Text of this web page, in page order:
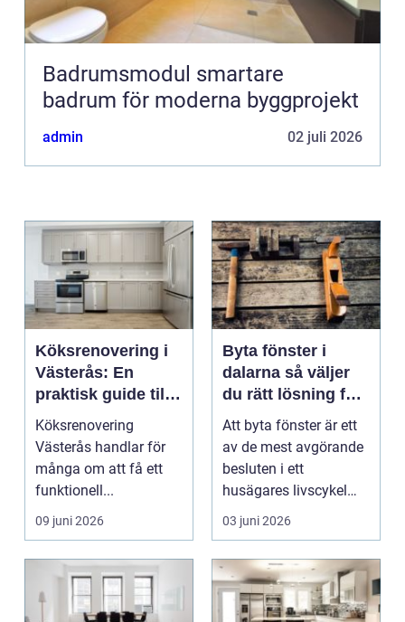
Badrumsmodul smartare
badrum för moderna byggprojekt
admin 02 juli 2026
Köksrenovering i
Västerås: En
praktisk guide till
ett lyckat projekt
Köksrenovering
Västerås handlar för
många om att få ett
funktionell...
09 juni 2026
Byta fönster i
dalarna så väljer
du rätt lösning för
hus och klimat
Att byta fönster är ett
av de mest avgörande
besluten i ett
husägares livscykel
med sitt hem. Rätt f...
03 juni 2026